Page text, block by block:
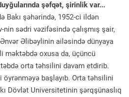
şəfqət, şirinlik var...
Bakı şəhərində, 1952-ci ildən
sədri vəzifəsində çalışmış şair,
Əlibəylinin ailəsində dünyaya
məktəbdə oxusa da, üçüncü
orta təhsilini davam etdirib.
başlayıb. Orta təhsilini
Dövlət Universitetinin şərqşünaslıq